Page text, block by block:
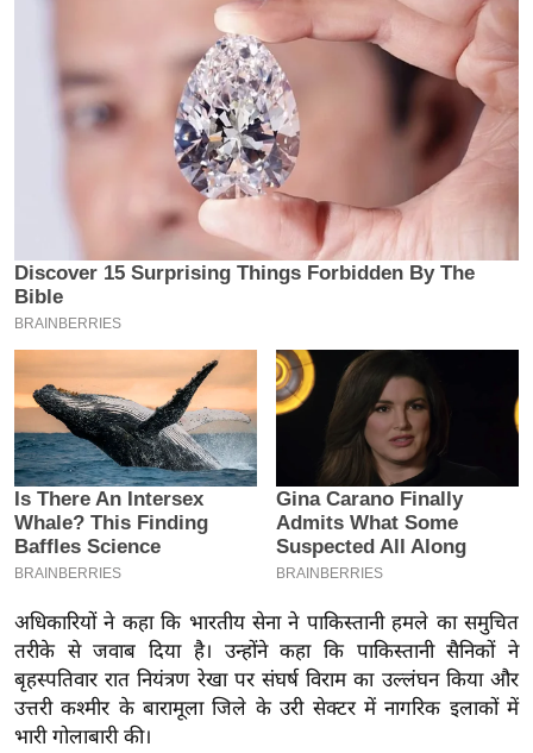
क्रि
के
ट
I
P
2
0
2
6
क्रा
इ
म
ई
-
पे
अधिकारियों ने कहा कि भारतीय सेना ने पाकिस्तानी हमले का समुचित
तरीके से जवाब दिया है। उन्होंने कहा कि पाकिस्तानी सैनिकों ने
बृहस्पतिवार रात नियंत्रण रेखा पर संघर्ष विराम का उल्लंघन किया और
उत्तरी कश्मीर के बारामूला जिले के उरी सेक्टर में नागरिक इलाकों में
भारी गोलाबारी की।